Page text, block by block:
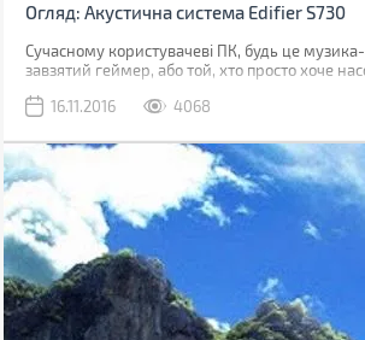
Огляд: Акустична система Edifier S730
Сучасному користувачеві ПК, будь це музика-
завзятий геймер, або той, хто просто хоче
важлива акустика, яку він використовує.
зовнішнім виглядом. На виручку приходять
за свою ціну надають користувачеві якість,
домашніми кінотеатрами. З одним з таких
познайомимося ближче. Зустрічайте –
S730.
16.11.2016 4068